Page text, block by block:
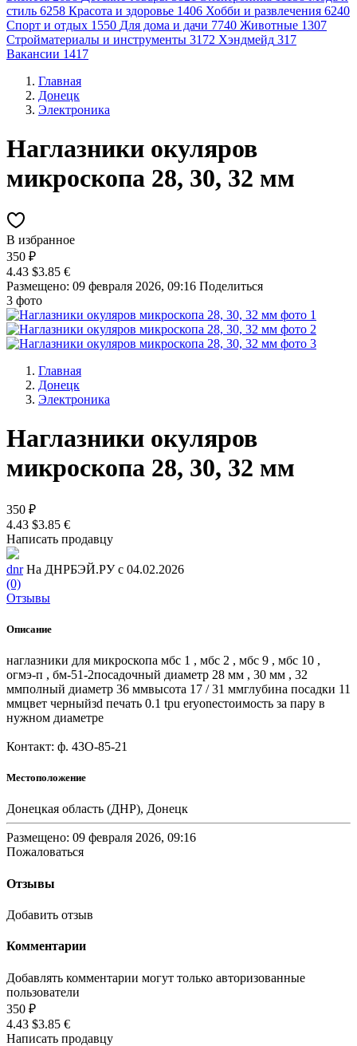
стиль 6258 Красота и здоровье 1406 Хобби и развлечения 6240
Спорт и отдых 1550 Для дома и дачи 7740 Животные 1307
Стройматериалы и инструменты 3172 Хэндмейд 317
Вакансии 1417
Главная
Донецк
Электроника
Наглазники окуляров
микроскопа 28, 30, 32 мм
В избранное
350 ₽
4.43 $3.85 €
Размещено: 09 февраля 2026, 09:16 Поделиться
3 фото
Главная
Донецк
Электроника
Наглазники окуляров
микроскопа 28, 30, 32 мм
350 ₽
4.43 $3.85 €
Написать продавцу
dnr На ДНРБЭЙ.РУ с 04.02.2026
(0)
Отзывы
Описание
наглазники для микроскопа мбс 1 , мбс 2 , мбс 9 , мбс 10 ,
огмэ-п , бм-51-2посадочный диаметр 28 мм , 30 мм , 32
ммполный диаметр 36 ммвысота 17 / 31 ммглубина посадки 11
ммцвет черныйзd печать 0.1 tpu eryoneстоимость за пару в
нужном диаметре
Контакт: ф. 43O-85-21
Местоположение
Донецкая область (ДНР), Донецк
Размещено: 09 февраля 2026, 09:16
Пожаловаться
Отзывы
Добавить отзыв
Комментарии
Добавлять комментарии могут только авторизованные
пользователи
350 ₽
4.43 $3.85 €
Написать продавцу